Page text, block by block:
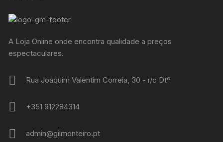
A Loja Online onde encontra qualidade a preços
espectaculares.
Rua Joaquim Valentim Correia, 30 - r/c Dtº
+351 912284314
admin@gilmonteiro.pt